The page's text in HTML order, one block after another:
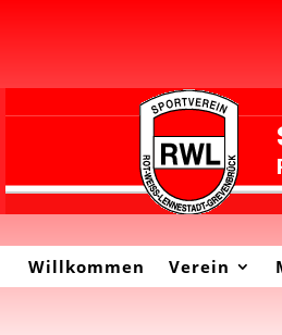
Willkommen Verein